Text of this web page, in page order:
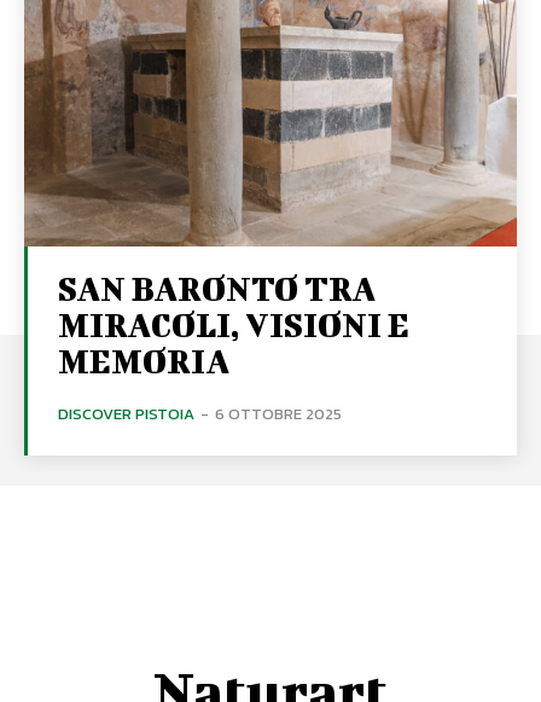
SAN BARONTO TRA
MIRACOLI, VISIONI E
MEMORIA
DISCOVER PISTOIA - 6 OTTOBRE 2025